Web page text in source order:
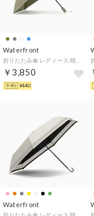
Waterfront
￥3,850
¥440
Waterfront